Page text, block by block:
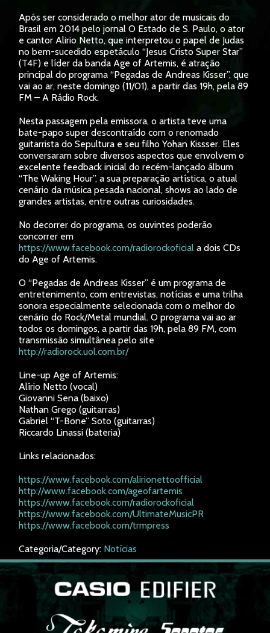
Após ser considerado o melhor ator de musicais do
Brasil em 2014 pelo jornal O Estado de S. Paulo, o ator
e cantor Alirio Netto, que interpretou o papel de Judas
no bem-sucedido espetáculo “Jesus Cristo Super Star”
(T4F) e líder da banda Age of Artemis, é atração
principal do programa “Pegadas de Andreas Kisser”, que
vai ao ar, neste domingo (11/01), a partir das 19h, pela 89
FM – A Rádio Rock.
Nesta passagem pela emissora, o artista teve uma
bate-papo super descontraído com o renomado
guitarrista do Sepultura e seu filho Yohan Kissser. Eles
conversaram sobre diversos aspectos que envolvem o
excelente feedback inicial do recém-lançado álbum
“The Waking Hour”, a sua preparação artística, o atual
cenário da música pesada nacional, shows ao lado de
grandes artistas, entre outras curiosidades.
No decorrer do programa, os ouvintes poderão
concorrer em
https://www.facebook.com/radiorockoficial a dois CDs
do Age of Artemis.
O “Pegadas de Andreas Kisser” é um programa de
entretenimento, com entrevistas, notícias e uma trilha
sonora especialmente selecionada com o melhor do
cenário do Rock/Metal mundial. O programa vai ao ar
todos os domingos, a partir das 19h, pela 89 FM, com
transmissão simultânea pelo site
http://radiorock.uol.com.br/
Line-up Age of Artemis:
Alírio Netto (vocal)
Giovanni Sena (baixo)
Nathan Grego (guitarras)
Gabriel “T-Bone” Soto (guitarras)
Riccardo Linassi (bateria)
Links relacionados:
https://www.facebook.com/alirionettoofficial
http://www.facebook.com/ageofartemis
https://www.facebook.com/radiorockoficial
https://www.facebook.com/UltimateMusicPR
https://www.facebook.com/trmpress
Categoria/Category: Notícias